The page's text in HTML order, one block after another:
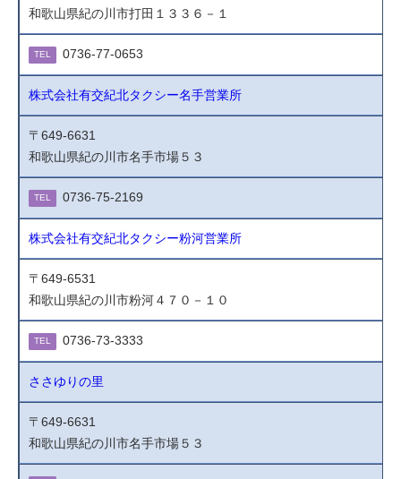
和歌山県紀の川市打田１３３６－１
TEL 0736-77-0653
株式会社有交紀北タクシー名手営業所
〒649-6631
和歌山県紀の川市名手市場５３
TEL 0736-75-2169
株式会社有交紀北タクシー粉河営業所
〒649-6531
和歌山県紀の川市粉河４７０－１０
TEL 0736-73-3333
ささゆりの里
〒649-6631
和歌山県紀の川市名手市場５３